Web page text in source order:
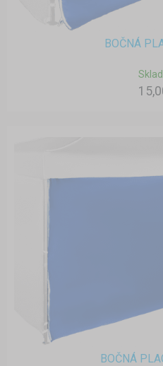
BOČNÁ
BOČNÁ